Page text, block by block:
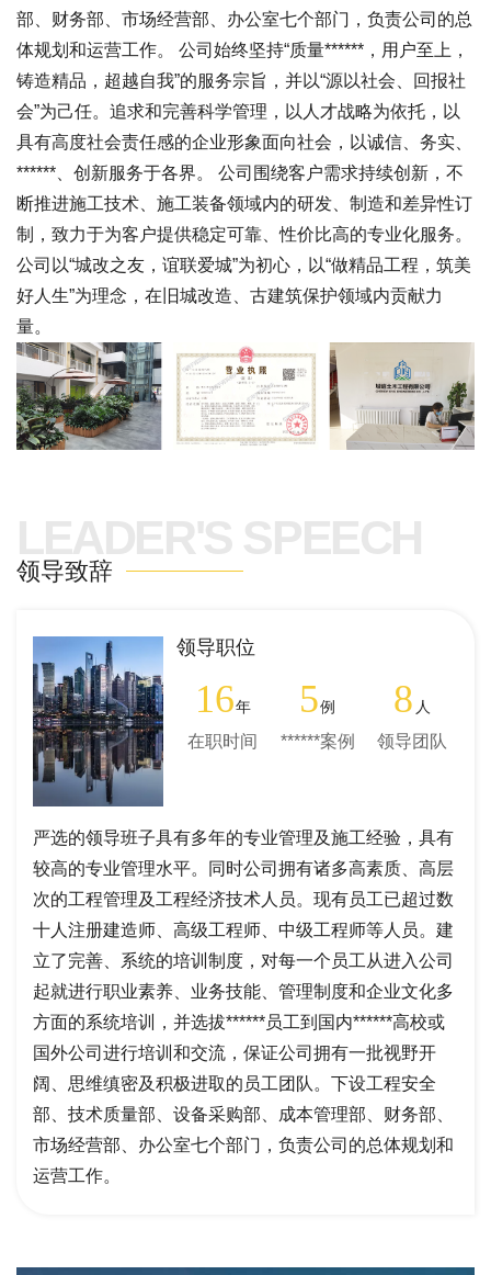
部、财务部、市场经营部、办公室七个部门，负责公司的总
体规划和运营工作。 公司始终坚持“质量******，用户至上，
铸造精品，超越自我”的服务宗旨，并以“源以社会、回报社
会”为己任。追求和完善科学管理，以人才战略为依托，以
具有高度社会责任感的企业形象面向社会，以诚信、务实、
******、创新服务于各界。 公司围绕客户需求持续创新，不
断推进施工技术、施工装备领域内的研发、制造和差异性订
制，致力于为客户提供稳定可靠、性价比高的专业化服务。
公司以“城改之友，谊联爱城”为初心，以“做精品工程，筑美
好人生”为理念，在旧城改造、古建筑保护领域内贡献力
量。
领导致辞
领导职位
16年
在职时间
5例
******案例
8 人
领导团队
严选的领导班子具有多年的专业管理及施工经验，具有
较高的专业管理水平。同时公司拥有诸多高素质、高层
次的工程管理及工程经济技术人员。现有员工已超过数
十人注册建造师、高级工程师、中级工程师等人员。建
立了完善、系统的培训制度，对每一个员工从进入公司
起就进行职业素养、业务技能、管理制度和企业文化多
方面的系统培训，并选拔******员工到国内******高校或
国外公司进行培训和交流，保证公司拥有一批视野开
阔、思维缜密及积极进取的员工团队。下设工程安全
部、技术质量部、设备采购部、成本管理部、财务部、
市场经营部、办公室七个部门，负责公司的总体规划和
运营工作。